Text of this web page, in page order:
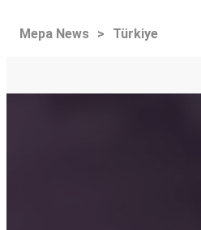
Mepa News > Türkiye